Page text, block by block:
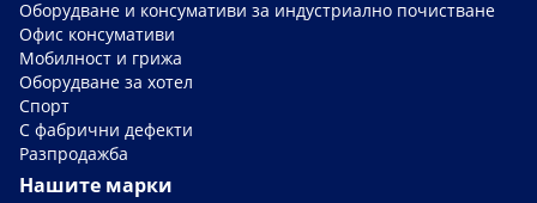
Оборудване и консумативи за индустриално почистване
Офис консумативи
Мобилност и грижа
Оборудване за хотел
Спорт
С фабрични дефекти
Разпродажба
Нашите марки